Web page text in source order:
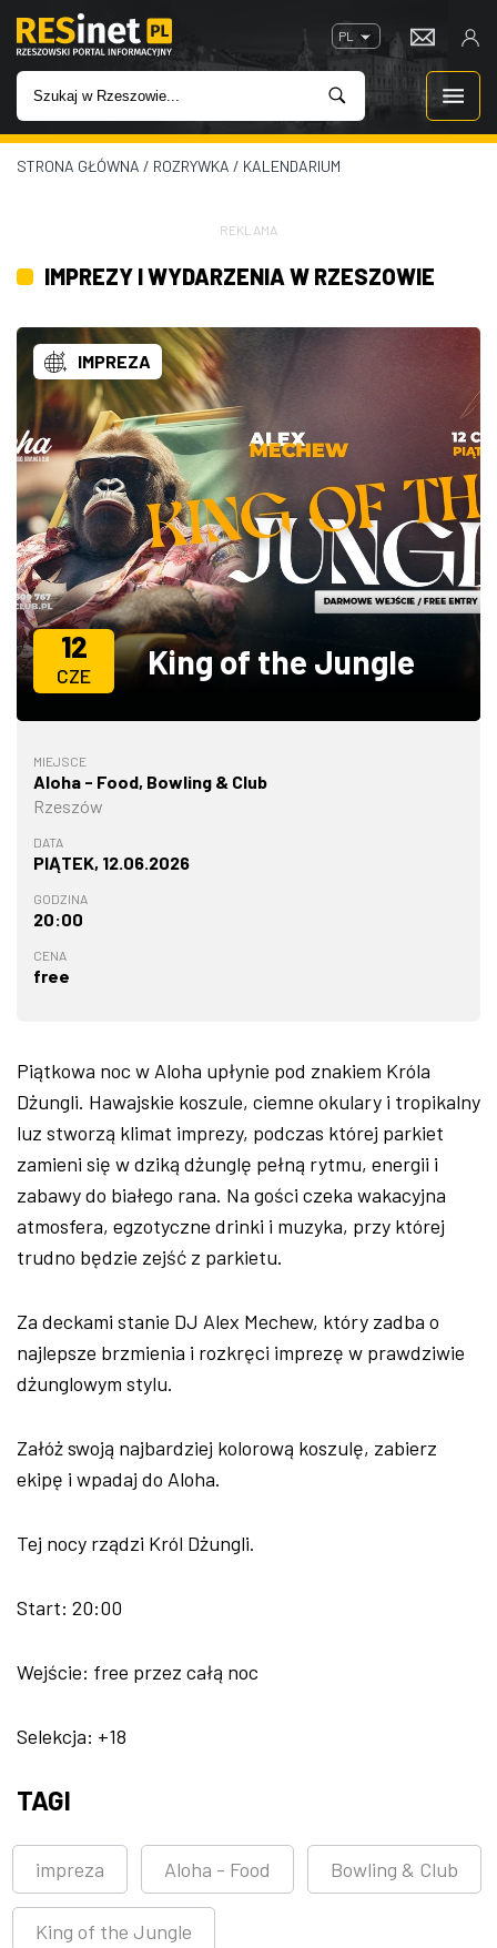
PL
WIADOMOŚCI
IMPREZY
ROZRYWKA
W KINACH
GASTRONOMIA
ZDJĘCIA
W RZESZOWIE
STRONA GŁÓWNA / ROZRYWKA / KALENDARIUM
REKLAMA
IMPREZY I WYDARZENIA W RZESZOWIE
IMPREZA
12
CZE King of the Jungle
MIEJSCE
Aloha - Food, Bowling & Club
Rzeszów
DATA
PIĄTEK, 12.06.2026
GODZINA
20:00
CENA
free
Piątkowa noc w Aloha upłynie pod znakiem Króla
Dżungli. Hawajskie koszule, ciemne okulary i tropikalny
luz stworzą klimat imprezy, podczas której parkiet
zamieni się w dziką dżunglę pełną rytmu, energii i
zabawy do białego rana. Na gości czeka wakacyjna
atmosfera, egzotyczne drinki i muzyka, przy której
trudno będzie zejść z parkietu.
Za deckami stanie DJ Alex Mechew, który zadba o
najlepsze brzmienia i rozkręci imprezę w prawdziwie
dżunglowym stylu.
Załóż swoją najbardziej kolorową koszulę, zabierz
ekipę i wpadaj do Aloha.
Tej nocy rządzi Król Dżungli.
Start: 20:00
Wejście: free przez całą noc
Selekcja: +18
TAGI
impreza Aloha - Food Bowling & Club
King of the Jungle